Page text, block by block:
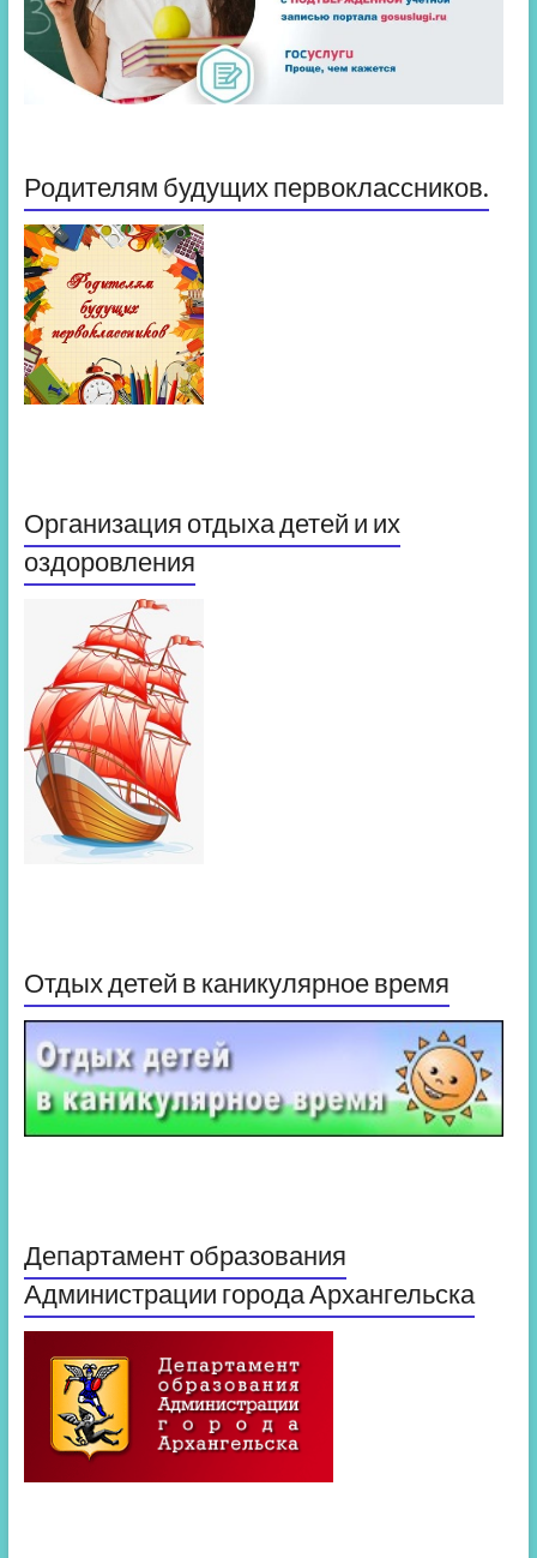
Родителям будущих первоклассников.
Организация отдыха детей и их
оздоровления
Отдых детей в каникулярное время
Департамент образования
Администрации города Архангельска